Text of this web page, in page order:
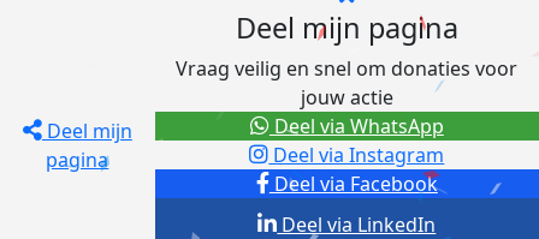
Deel mijn
pagina
Deel mijn pagina
Vraag veilig en snel om donaties voor
jouw actie
Deel via Facebook
Deel via Instagram
Deel via LinkedIn
Deel via WhatsApp